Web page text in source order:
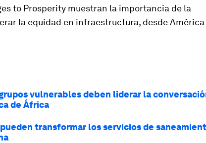
to Prosperity muestran la importancia de la
la equidad en infraestructura, desde América
vulnerables deben liderar la
de África
transformar los servicios de